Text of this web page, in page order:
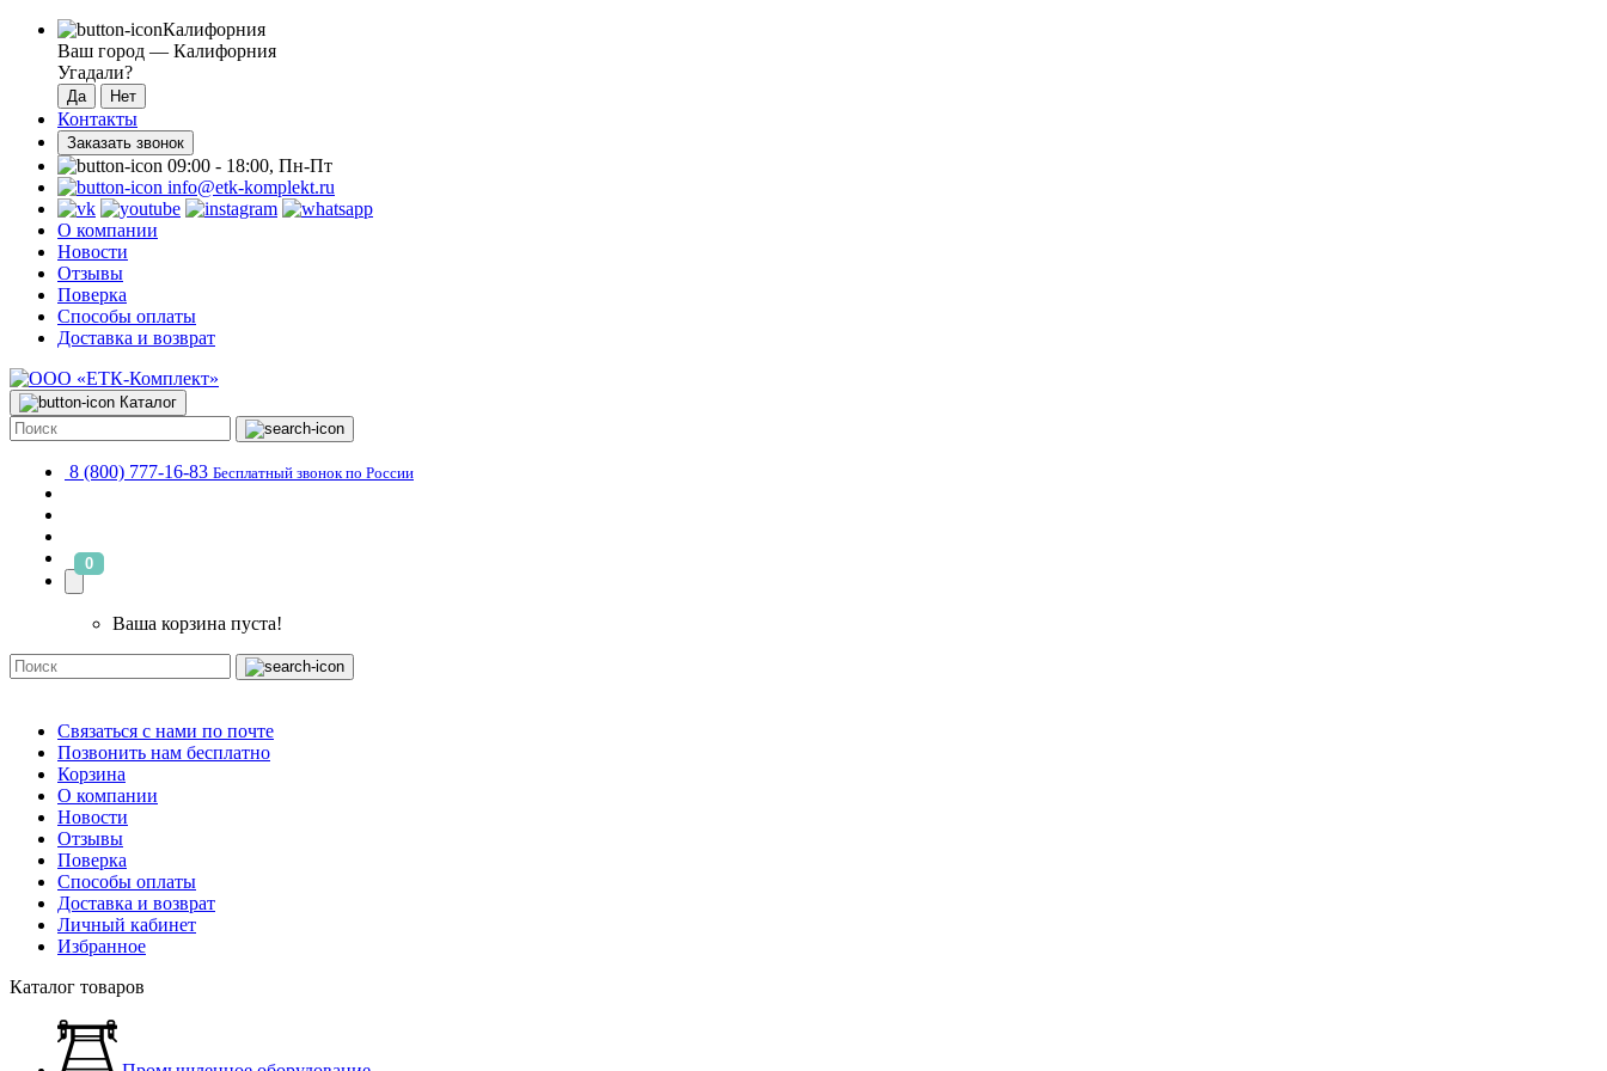
Калифорния
Ваш город — Калифорния
Угадали?
Контакты
Заказать звонок
09:00 - 18:00, Пн-Пт
info@etk-komplekt.ru
О компании
Новости
Отзывы
Поверка
Способы оплаты
Доставка и возврат
Каталог
8 (800) 777-16-83 Бесплатный звонок по России
0
Ваша корзина пуста!
Связаться с нами по почте
Позвонить нам бесплатно
Корзина
О компании
Новости
Отзывы
Поверка
Способы оплаты
Доставка и возврат
Личный кабинет
Избранное
Каталог товаров